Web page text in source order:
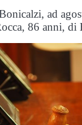
ad
86 anni, di